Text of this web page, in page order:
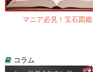
マニア必見！宝石図鑑
コラム